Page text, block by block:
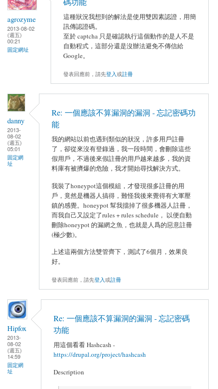
agrozyme
2013-08-02
(週五)
00:21
固定網址
這種狀況我想到的解法是使用雙因素認證，用簡
訊傳認證碼。
至於 captcha 只是確認執行這個動作的是人不是
自動程式，這部分還是沒辦法避免不傳信給
Google。
發表回應前，請先登入或註冊
danny
2013-
08-02
(週五)
05:01
固定網
址
Re: 一個應該不算漏洞的漏洞 - 忘記密碼功
能
我的網站以前也遇到類似的狀況，許多用戶註冊
了，卻從來沒有登錄過，我一段時間，會刪除這些
假用戶，不過後來假註冊的用戶越來越多，我的資
料庫有被擠爆的危險，我才開始尋找解決方式。
我裝了honeypot這個模組，才發現很多註冊的用
戶，竟然是機器人搞得，難怪我後來覺得有大軍壓
鎮的感覺。honeypot 幫我擋掉了很多機器人註冊，
而我自己又設定了rules + rules schedule， 以便自動
刪除honeypot 的漏網之魚，也就是人爲的惡意註冊
(極少數)。
上述這兩個方法雙管齊下，測試了6個月，效果良
好。
發表回應前，請先登入或註冊
Hipfox
2013-
08-02
(週五)
14:59
固定網
址
Re: 一個應該不算漏洞的漏洞 - 忘記密碼
功能
用這個看看 Hashcash -
https://drupal.org/project/hashcash
Description